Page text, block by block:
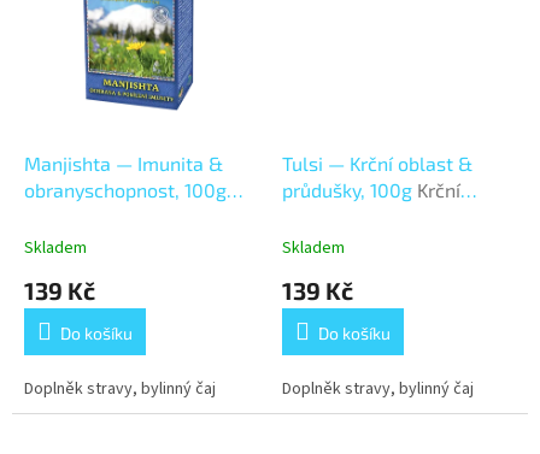
Manjishta — Imunita &
obranyschopnost, 100g
Skladem
139 Kč
Do košíku
Doplněk stravy, bylinný čaj
Tulsi — Krční oblast &
průdušky, 100g Krční
Skladem
139 Kč
Do košíku
Doplněk stravy, bylinný čaj